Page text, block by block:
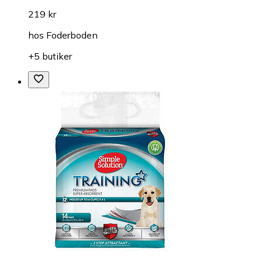
219 kr
hos Foderboden
+5 butiker